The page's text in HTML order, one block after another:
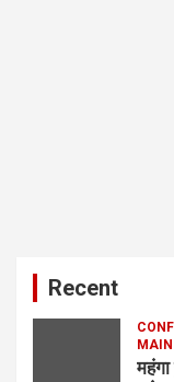
Recent